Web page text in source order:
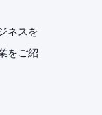
ネスを
をご紹